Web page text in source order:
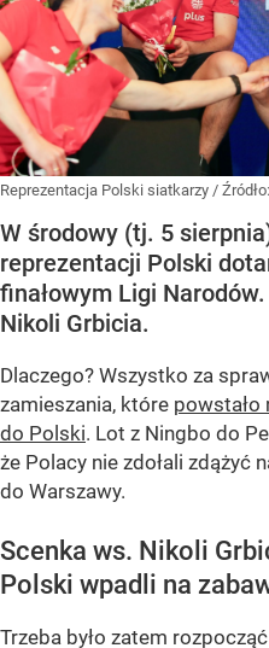
Reprezentacja Polski siatkarzy / Źródło:
W środowy (tj. 5
reprezentacji Polski
finałowym Ligi
Nikoli Grbicia.
Dlaczego? Wszystko za
zamieszania, które powstało
do Polski. Lot z Ningbo do
że Polacy nie zdołali zdążyć
do Warszawy.
Scenka ws. Nikoli
Polski wpadli na
Trzeba było zatem